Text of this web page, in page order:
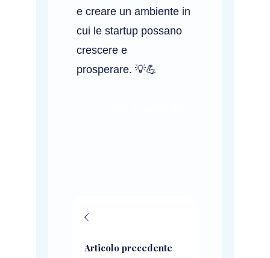
e creare un ambiente in
cui le startup possano
crescere e
prosperare. 💡💪
Articolo precedente